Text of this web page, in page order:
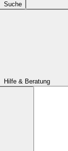
Suche
Hilfe & Beratung